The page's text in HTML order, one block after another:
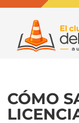
CÓMO